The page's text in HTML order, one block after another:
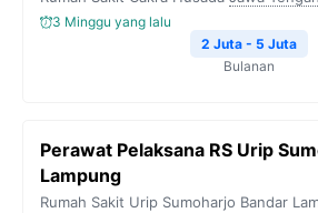
3 Minggu yang lalu
2 Juta - 5 Juta
Bulanan
Perawat Pelaksana RS Urip
Lampung
Rumah Sakit Urip Sumoharjo Bandar